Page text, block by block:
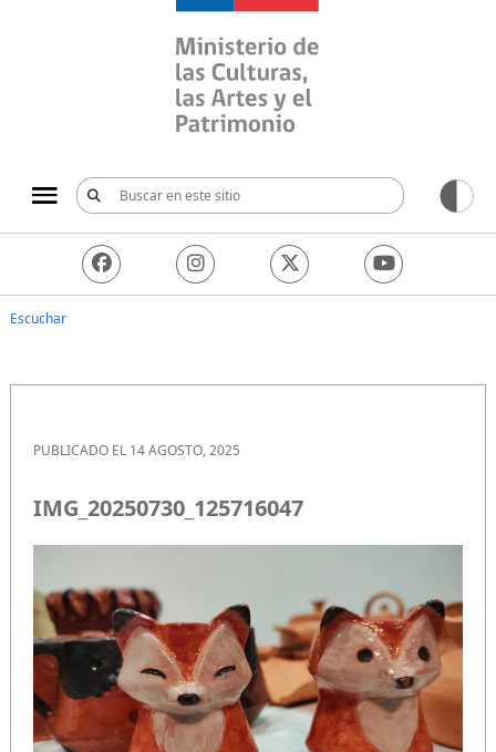
Ministerio de las
Escuchar
PUBLICADO EL 14 AGOSTO, 2025
IMG_20250730_125716047